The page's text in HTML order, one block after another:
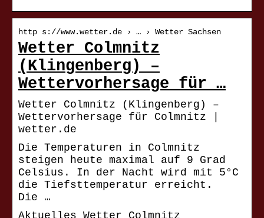
http s://www.wetter.de › … › Wetter Sachsen
Wetter Colmnitz
(Klingenberg) –
Wettervorhersage für …
Wetter Colmnitz (Klingenberg) –
Wettervorhersage für Colmnitz |
wetter.de
Die Temperaturen in Colmnitz
steigen heute maximal auf 9 Grad
Celsius. In der Nacht wird mit 5°C
die Tiefsttemperatur erreicht.
Die …